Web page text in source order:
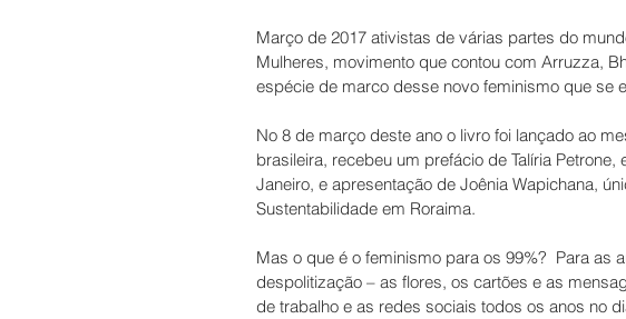
Março de 2017 ativistas de várias partes do
Mulheres, movimento que contou com Arruzza,
espécie de marco desse novo feminismo que se
No 8 de março deste ano o livro foi lançado ao
brasileira, recebeu um prefácio de Talíria
Janeiro, e apresentação de Joênia Wapichana,
Sustentabilidade em Roraima.
Mas o que é o feminismo para os 99%?  Para as
despolitização – as flores, os cartões e as
de trabalho e as redes sociais todos os anos no